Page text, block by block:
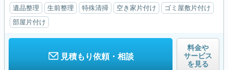
遺品整理 生前整理 特殊清掃 空き家片付け
ゴミ屋敷片付け
部屋片付け
見積もり依頼・相談
料金や
サービス
を見る